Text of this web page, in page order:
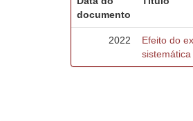
documento
2022
Efeito do